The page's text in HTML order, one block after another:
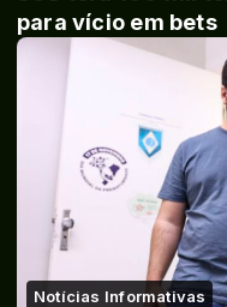
para vício em bets
Notícias Informativas